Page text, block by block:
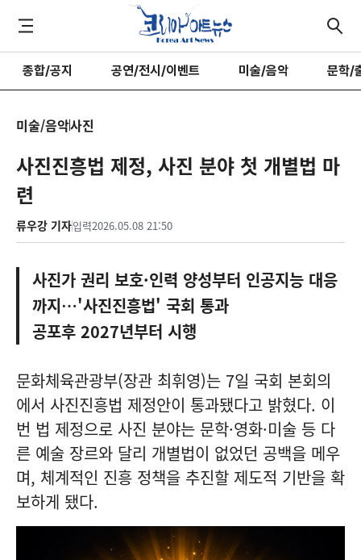
종합/공지 공연/전시/이벤트 미술/음악 문학/
미술/음악사진
사진진흥법 제정, 사진 분야 첫 개별법 마
련
류우강 기자입력2026.05.08 21:50
사진가 권리 보호·인력 양성부터 인공지능 대응
까지…'사진진흥법' 국회 통과
공포후 2027년부터 시행
문화체육관광부(장관 최휘영)는 7일 국회 본회의
에서 사진진흥법 제정안이 통과됐다고 밝혔다. 이
번 법 제정으로 사진 분야는 문학·영화·미술 등 다
른 예술 장르와 달리 개별법이 없었던 공백을 메우
며, 체계적인 진흥 정책을 추진할 제도적 기반을 확
보하게 됐다.